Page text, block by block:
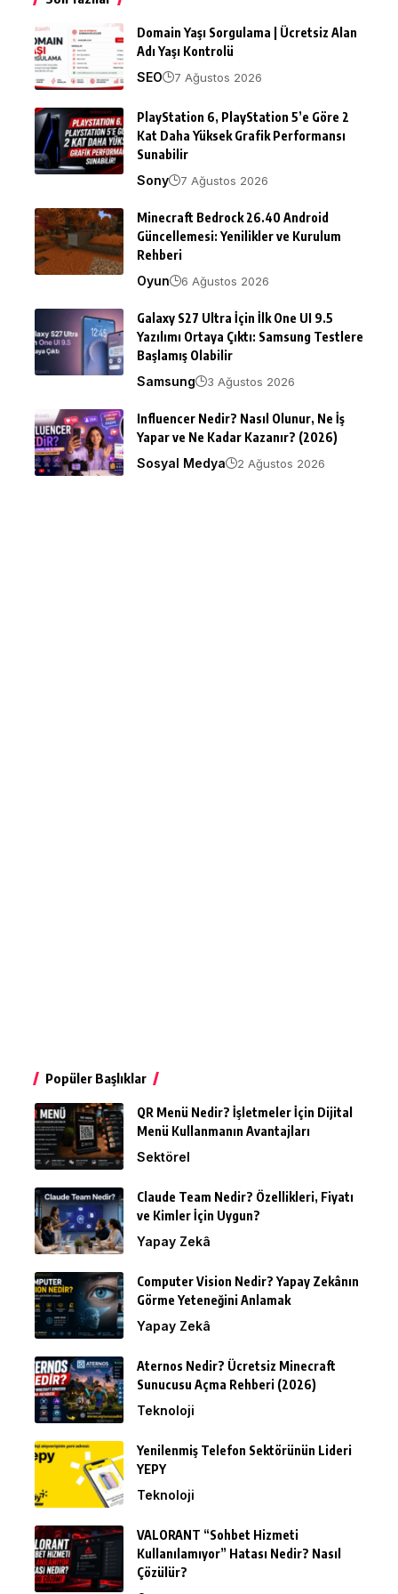
Domain Yaşı Sorgulama | Ücretsiz Alan
Adı Yaşı Kontrolü
SEO
7 Ağustos 2026
PlayStation 6, PlayStation 5’e Göre 2
Kat Daha Yüksek Grafik Performansı
Sunabilir
Sony
7 Ağustos 2026
Minecraft Bedrock 26.40 Android
Güncellemesi: Yenilikler ve Kurulum
Rehberi
Oyun
6 Ağustos 2026
Galaxy S27 Ultra İçin İlk One UI 9.5
Yazılımı Ortaya Çıktı: Samsung Testlere
Başlamış Olabilir
Samsung
3 Ağustos 2026
Influencer Nedir? Nasıl Olunur, Ne İş
Yapar ve Ne Kadar Kazanır? (2026)
Sosyal Medya
2 Ağustos 2026
Popüler Başlıklar
QR Menü Nedir? İşletmeler İçin Dijital
Menü Kullanmanın Avantajları
Sektörel
Claude Team Nedir? Özellikleri, Fiyatı
ve Kimler İçin Uygun?
Yapay Zekâ
Computer Vision Nedir? Yapay Zekânın
Görme Yeteneğini Anlamak
Yapay Zekâ
Aternos Nedir? Ücretsiz Minecraft
Sunucusu Açma Rehberi (2026)
Teknoloji
Yenilenmiş Telefon Sektörünün Lideri
YEPY
Teknoloji
VALORANT “Sohbet Hizmeti
Kullanılamıyor” Hatası Nedir? Nasıl
Çözülür?